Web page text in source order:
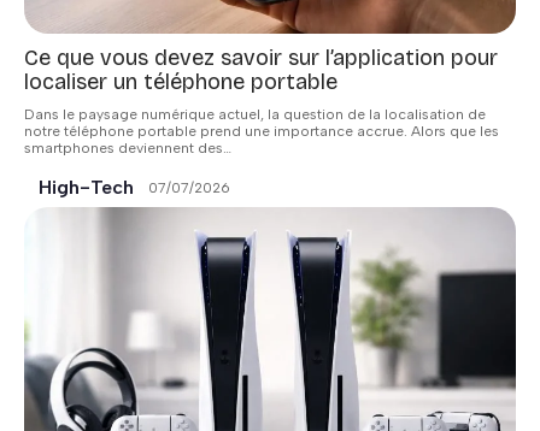
Ce que vous devez savoir sur l’application pour
localiser un téléphone portable
Dans le paysage numérique actuel, la question de la localisation de
notre téléphone portable prend une importance accrue. Alors que les
smartphones deviennent des…
High-Tech 07/07/2026